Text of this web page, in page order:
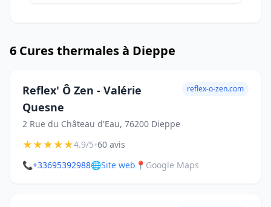
6 Cures thermales à Dieppe
Reflex' Ô Zen - Valérie
Quesne
2 Rue du Château d'Eau, 76200 Dieppe
reflex-o-zen.com
★★★★★4.9/5•60 avis
📞+33695392988🌐Site web 📍 Google Maps